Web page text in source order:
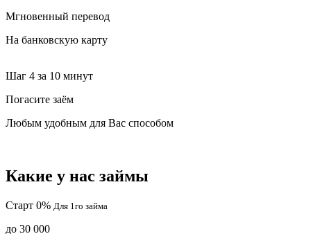
Мгновенный перевод
На банковскую карту
Шаг 4 за 10 минут
Погасите заём
Любым удобным для Вас способом
Какие у нас займы
Старт 0% Для 1го займа
до 30 000